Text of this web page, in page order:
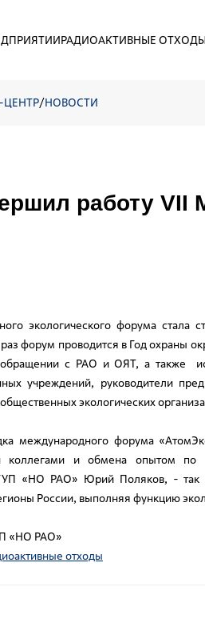
РАДИОАКТИВНЫЕ ОТХОДЫ
ЦЕНТР/НОВОСТИ
работу
экологического форума стала
раз форум проводится в Год
обращении с РАО и ОЯТ, а также
учреждений, руководители
экологических
международного форума
коллегами и обмена опытом по
«НО РАО» Юрий Поляков, - так
России, выполняя функцию
«НО РАО»
отходы